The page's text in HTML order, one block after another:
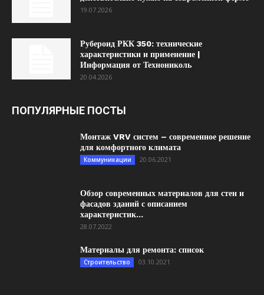
19.07.2026
Рубероид РКК 350: технические
характеристики и применение |
Информация от Технониколь
20.04.2026
ПОПУЛЯРНЫЕ ПОСТЫ
Монтаж VRV систем – современное решение
для комфортного климата
Коммуникации 20.06.2021
Обзор современных материалов для стен и
фасадов зданий с описанием
характеристик...
28.07.2022
Материалы для ремонта: список
Строительство 03.10.2021